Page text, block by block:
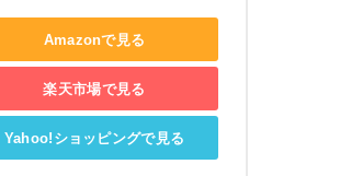
Amazonで見る
楽天市場で見る
Yahoo!ショッピングで見る